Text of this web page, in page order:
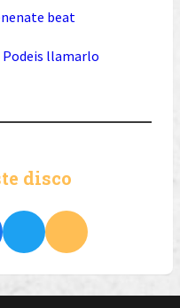
beat
Podeis llamarlo
disco